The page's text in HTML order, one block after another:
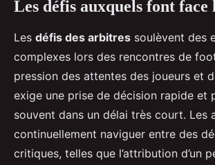
Les défis auxquels font face
Les défis des arbitres soulèvent des
complexes lors des rencontres de
pression des attentes des joueurs et
exige une prise de décision rapide et
souvent dans un délai très court. Les
continuellement naviguer entre des
critiques, telles que l’attribution d’un